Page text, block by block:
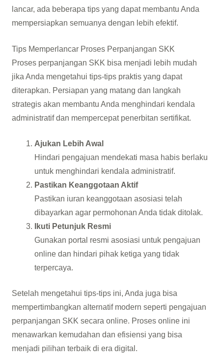
lancar, ada beberapa tips yang dapat membantu Anda
mempersiapkan semuanya dengan lebih efektif.
Tips Memperlancar Proses Perpanjangan SKK
Proses perpanjangan SKK bisa menjadi lebih mudah
jika Anda mengetahui tips-tips praktis yang dapat
diterapkan. Persiapan yang matang dan langkah
strategis akan membantu Anda menghindari kendala
administratif dan mempercepat penerbitan sertifikat.
Ajukan Lebih Awal
Hindari pengajuan mendekati masa habis berlaku
untuk menghindari kendala administratif.
Pastikan Keanggotaan Aktif
Pastikan iuran keanggotaan asosiasi telah
dibayarkan agar permohonan Anda tidak ditolak.
Ikuti Petunjuk Resmi
Gunakan portal resmi asosiasi untuk pengajuan
online dan hindari pihak ketiga yang tidak
terpercaya.
Setelah mengetahui tips-tips ini, Anda juga bisa
mempertimbangkan alternatif modern seperti pengajuan
perpanjangan SKK secara online. Proses online ini
menawarkan kemudahan dan efisiensi yang bisa
menjadi pilihan terbaik di era digital.